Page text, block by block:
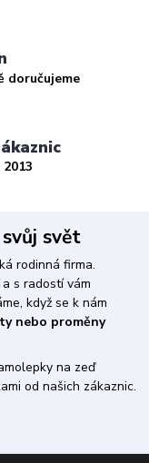
doručujeme
svět
rodinná firma.
s radostí vám
když se k nám
nebo proměny
na zeď
od našich zákaznic.